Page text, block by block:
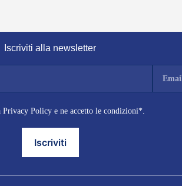
Iscriviti alla newsletter
Policy e ne accetto le condizioni*.